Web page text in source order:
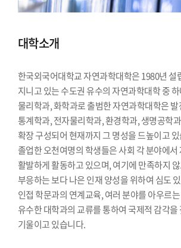
대학소개
한국외국어대학교 자연과학대학은 1980년 설
지니고 있는 수도권 유수의 자연과학대학 중
물리학과, 화학과로 출범한 자연과학대학은
통계학과, 전자물리학과, 환경학과, 생명공학
확장 구성되어 현재까지 그 명성을 드높이고
졸업한 오천여명의 학생들은 사회 각 분야에서
활발하게 활동하고 있으며, 여기에 만족하지
부응하는 보다 나은 인재 양성을 위하여 심도
인접 학문과의 연계교육, 여러 분야를 아우르
유수한 대학과의 교류를 통하여 국제적 감각
기울이고 있습니다.